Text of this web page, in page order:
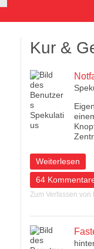
Kur &
Weiterlesen
über Notfall
64
Zum Verfassen